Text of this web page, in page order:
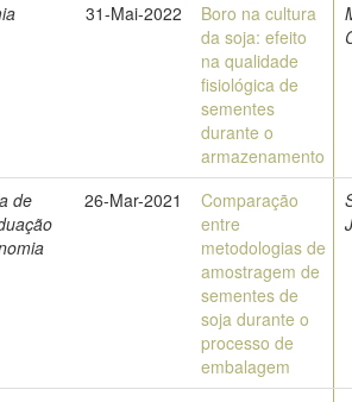
31-Mai-2022
Boro na cultura
da soja: efeito
na qualidade
fisiológica de
sementes
durante o
armazenamento
de
26-Mar-2021
Comparação
entre
metodologias de
amostragem de
sementes de
soja durante o
processo de
embalagem